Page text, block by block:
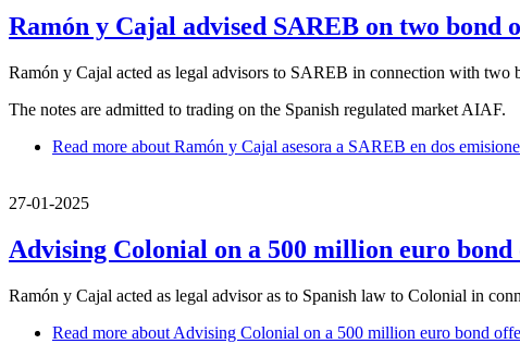
Ramón y Cajal advised SAREB on two bond
Ramón y Cajal acted as legal advisors to SAREB in connection with
The notes are admitted to trading on the Spanish regulated market AIAF.
Read more about Ramón y Cajal asesora a SAREB en dos
27-01-2025
Advising Colonial on a 500 million euro
Ramón y Cajal acted as legal advisor as to Spanish law to Colonial in
Read more about Advising Colonial on a 500 million euro bond